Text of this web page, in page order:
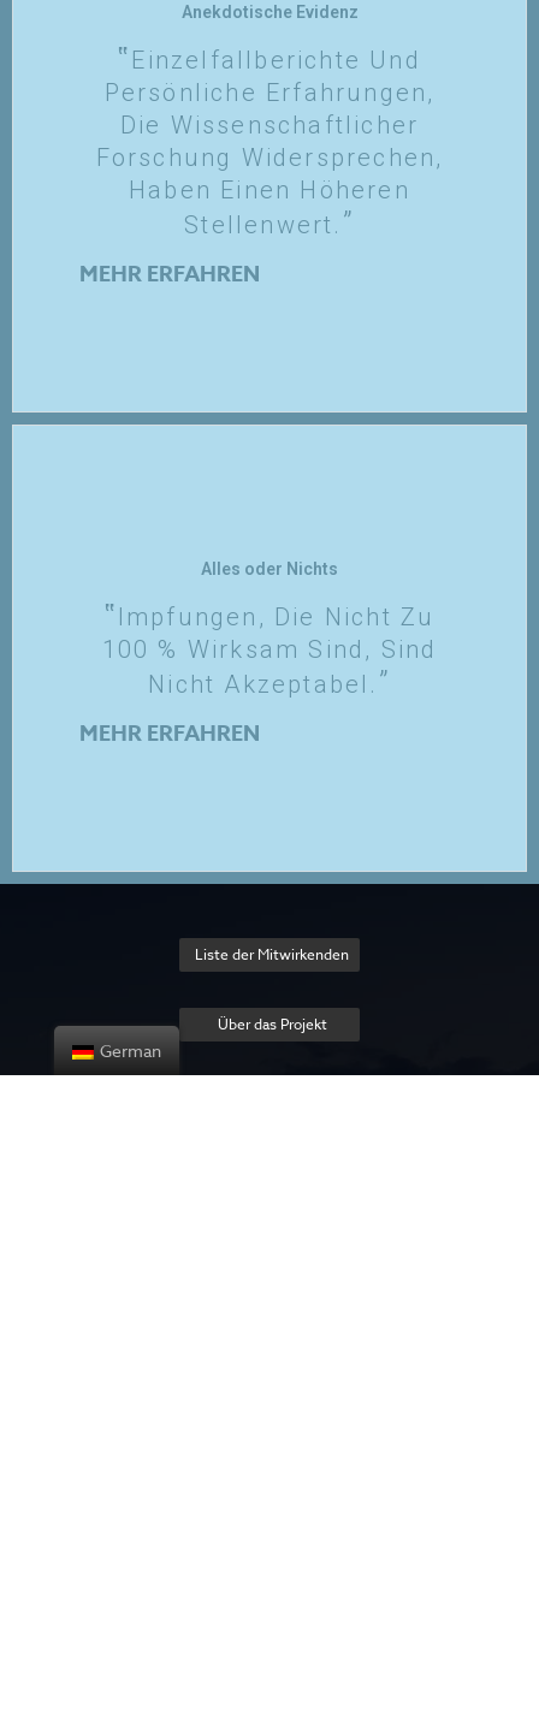
Anekdotische Evidenz
Einzelfallberichte Und
Persönliche Erfahrungen,
Die Wissenschaftlicher
Forschung Widersprechen,
Haben Einen Höheren
Stellenwert.
MEHR ERFAHREN
Alles oder Nichts
Impfungen, Die Nicht Zu
100 % Wirksam Sind, Sind
Nicht Akzeptabel.
MEHR ERFAHREN
Liste der Mitwirkenden
Über das Projekt
German